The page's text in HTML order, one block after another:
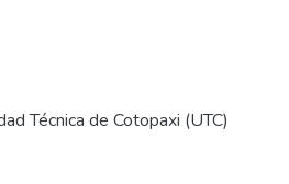
Técnica de Cotopaxi (UTC)